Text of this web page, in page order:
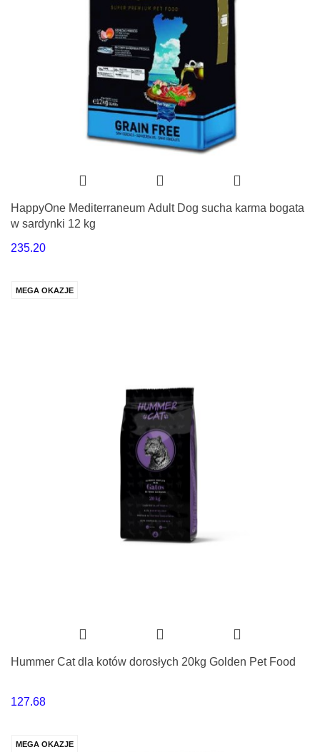
HappyOne Mediterraneum Adult Dog sucha karma bogata
w sardynki 12 kg
235.20
MEGA OKAZJE
Hummer Cat dla kotów dorosłych 20kg Golden Pet Food
127.68
MEGA OKAZJE